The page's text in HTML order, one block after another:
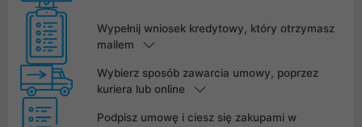
Wypełnij wniosek kredytowy, który otrzymasz
mailem
Wybierz sposób zawarcia umowy, poprzez
kuriera lub online
Podpisz umowę i ciesz się zakupami w